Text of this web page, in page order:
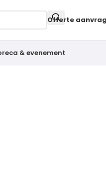
Offerte
& evenement